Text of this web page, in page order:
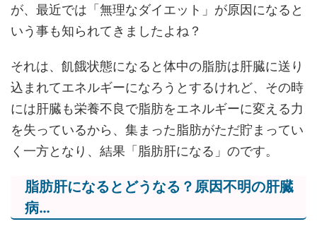
が、最近では「無理なダイエット」が原因になると
いう事も知られてきましたよね？
それは、飢餓状態になると体中の脂肪は肝臓に送り
込まれてエネルギーになろうとするけれど、その時
には肝臓も栄養不良で脂肪をエネルギーに変える力
を失っているから、集まった脂肪がただ貯まってい
く一方となり、結果「脂肪肝になる」のです。
脂肪肝になるとどうなる？原因不明の肝臓
病…